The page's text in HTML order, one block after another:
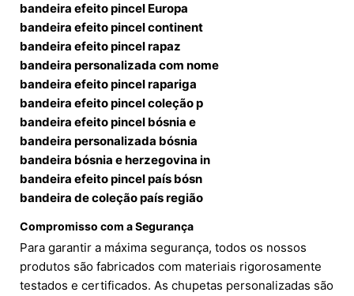
bandeira efeito pincel Europa
bandeira efeito pincel continent
bandeira efeito pincel rapaz
bandeira personalizada com nome
bandeira efeito pincel rapariga
bandeira efeito pincel coleção p
bandeira efeito pincel bósnia e
bandeira personalizada bósnia
bandeira bósnia e herzegovina in
bandeira efeito pincel país bósn
bandeira de coleção país região
Compromisso com a Segurança
Para garantir a máxima segurança, todos os nossos
produtos são fabricados com materiais rigorosamente
testados e certificados. As chupetas personalizadas são